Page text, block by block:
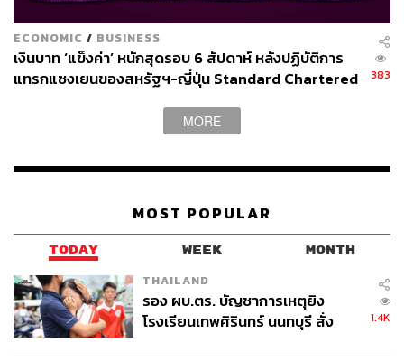
อ่านบทวิเคราะห์ฉบับเต็มได้ที่:
https://www.scbeic.com/th/detail/product/Reciprocal-t
ariffs-110725?utm_source=Influencer&utm_medium
ผ่านแอปพลิเคชันต่างๆ ที่คุณสะดวกหรือใช้งานอยู่แล้วได้เลย
TAGS: ดอกเบี้ย Market Focus
อุตสาหกรรมเกษตร
นโยบายการค้าสหรัฐฯ
ECONOMIC / BUSINESS
เงินบาท ‘แข็งค่า’ หนักสุดรอบ 6 สัปดาห์ หลังปฏิบัติการ
แทรกแซงเยนของสหรัฐฯ-ญี่ปุ่น Standard Chartered
383
MORE
MOST POPULAR
TODAY WEEK MONTH
THAILAND
รอง ผบ.ตร. บัญชาการเหตุยิง
โรงเรียนเทพศิรินทร์ นนทบุรี สั่ง
1.4K